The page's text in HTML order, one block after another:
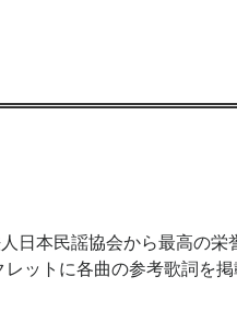
日本民謡協会から最高の
ットに各曲の参考歌詞を掲